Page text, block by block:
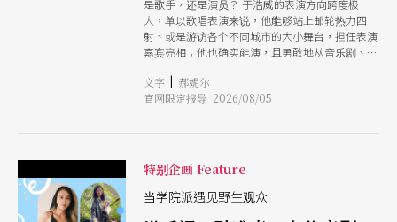
是歌手，还是演员？ 于浩威的表演方向跨度极
大，单以歌唱表演来说，他能够站上邮轮热力四
射、或是游访各个不同城市的大小舞台，担任表演
嘉宾亮相；他也确实能演，且勇敢地从音乐剧、跨
初，开宗名义询问他如何看待自己的角色身分，哪
一定位更符合他心之所向？然他只是平静地说，
机会使然，于浩威置身其中，像是一个对星空许愿
的大男孩，梦想在流星消失以前就倏忽实现了？
文字 | 郝妮尔
官网限定报导 2026/08/05
特别企画 Feature
当学院派遇见野生观众